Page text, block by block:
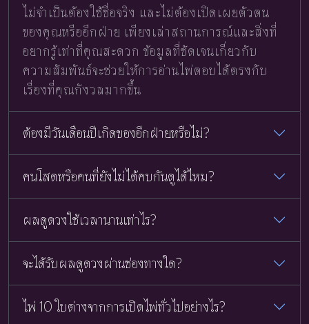
ไม่จำเป็นต้องใช้ชื่อจริง และไม่ต้องเปิดเผยตัวตน
ของคุณหรืออีกฝ่าย เพียงเล่าสถานการณ์และสิ่งที่
อยากรู้เท่าที่คุณสะดวก ข้อมูลที่ชัดเจนเกี่ยวกับ
ความสัมพันธ์จะช่วยให้การอ่านไพ่ตอบได้ตรงกับ
เรื่องที่คุณกังวลมากขึ้น
ต้องมีวันเดือนปีเกิดของอีกฝ่ายหรือไม่?
คนโสดหรือคนที่ยังไม่ได้คบกันดูได้ไหม?
ผลดูดวงใช้เวลานานเท่าไร?
จะได้รับผลดูดวงผ่านช่องทางใด?
ไพ่ 10 ใบต่างจากการเปิดไพ่ทั่วไปอย่างไร?